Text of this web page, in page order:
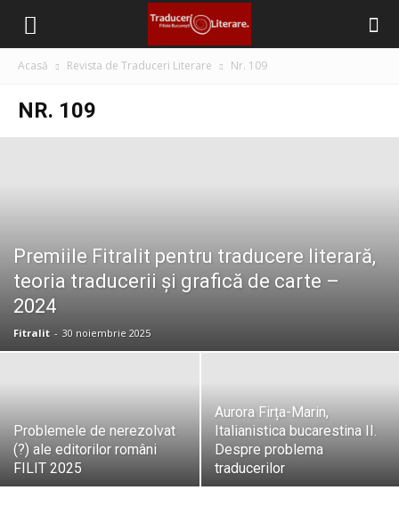
Filiala
București
Traduceri
Acasă Revista de Traduceri Literare Nr. 109
NR. 109
Premiile Fitralit pentru traducere literară,
teoria traducerii și grafică de carte –
2024
Fitralit - 30 noiembrie 2025
Problemele de nerezolvat
(?) ale editorilor români
FILIT 2025
Aurora Firța-Marin,
Italianistica bucarestina II.
Despre problema
traducerilor